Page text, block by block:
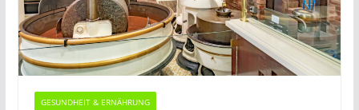
GESUNDHEIT & ERNÄHRUNG